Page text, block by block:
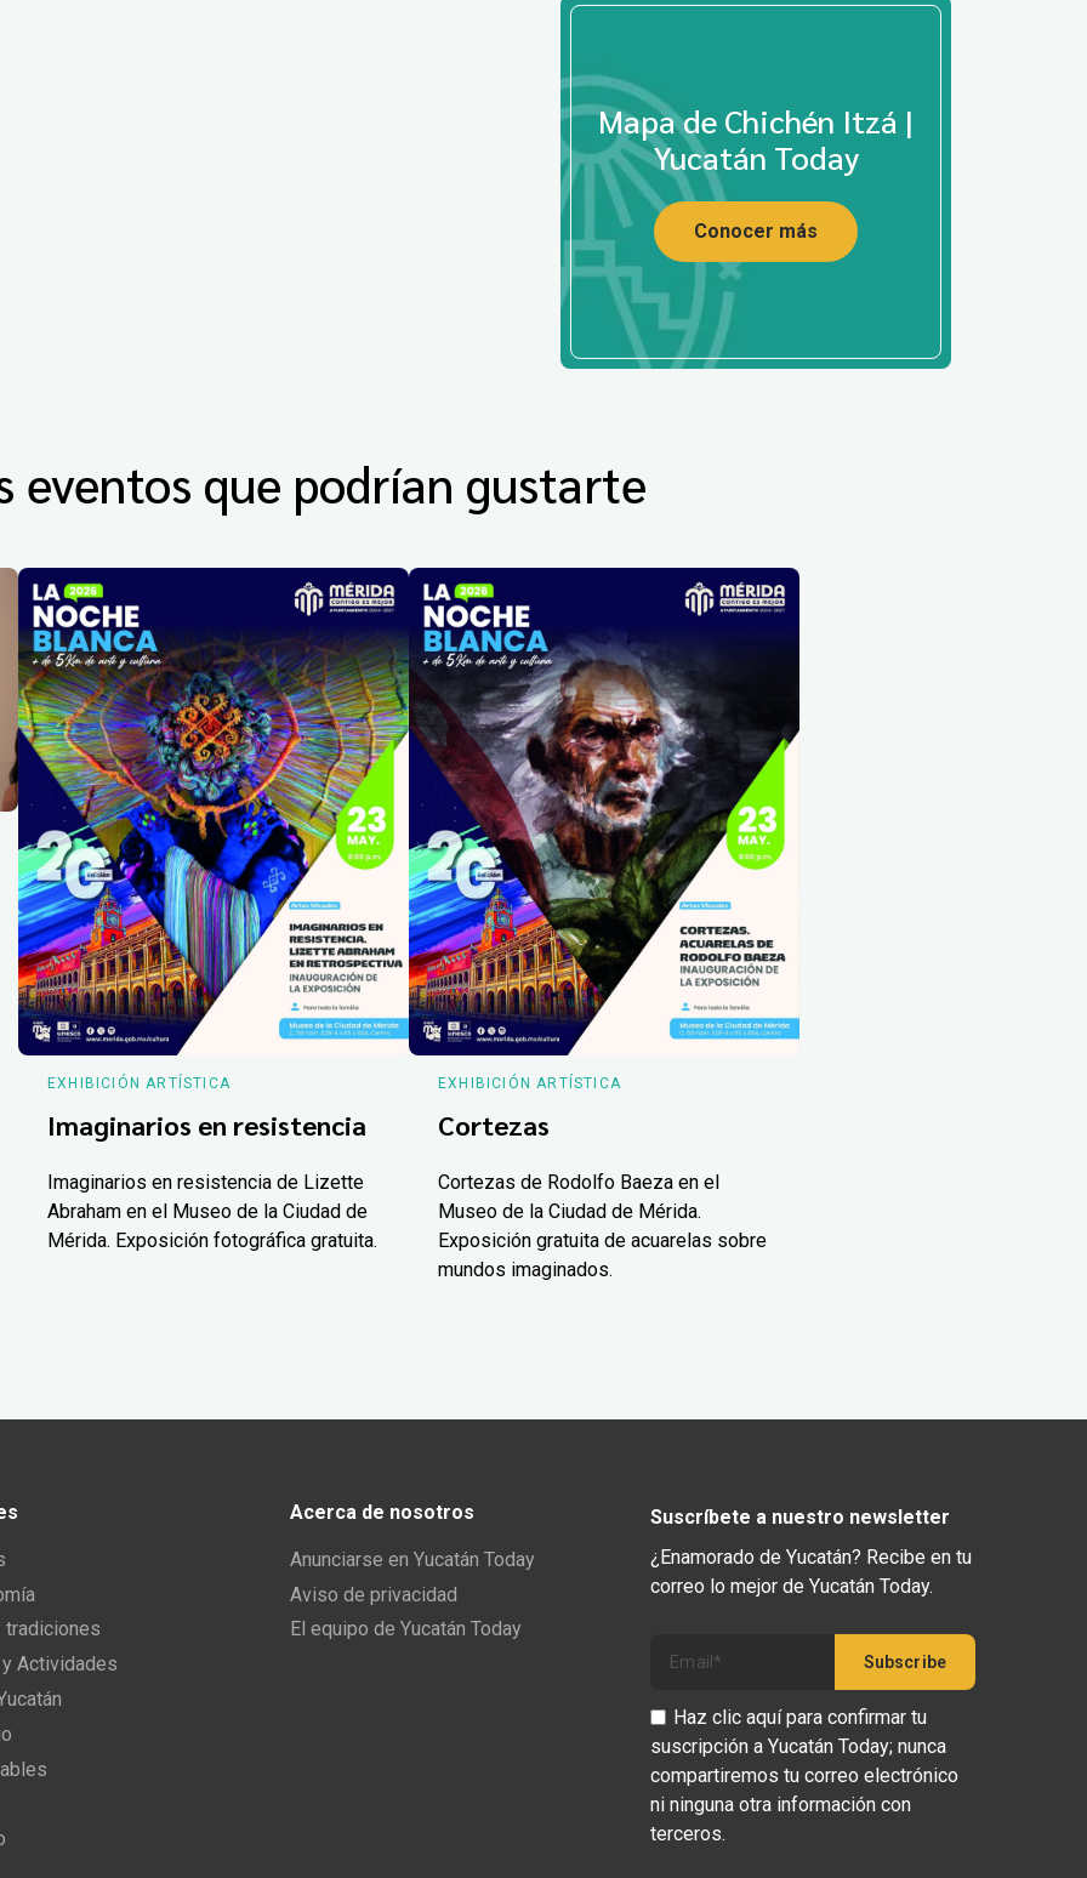
Mapa de Chichén Itzá |
Yucatán Today
Conocer más
eventos que podrían gustarte
EXHIBICIÓN ARTÍSTICA
Imaginarios en resistencia
Imaginarios en resistencia de Lizette
Abraham en el Museo de la Ciudad de
Mérida. Exposición fotográfica gratuita.
EXHIBICIÓN ARTÍSTICA
Cortezas
Cortezas de Rodolfo Baeza en el
Museo de la Ciudad de Mérida.
Exposición gratuita de acuarelas sobre
mundos imaginados.
tradiciones
Actividades
Acerca de nosotros
Anunciarse en Yucatán Today
Aviso de privacidad
El equipo de Yucatán Today
Suscríbete a nuestro newsletter
¿Enamorado de Yucatán? Recibe en tu
correo lo mejor de Yucatán Today.
Haz clic aquí para confirmar tu
suscripción a Yucatán Today; nunca
compartiremos tu correo electrónico
ni ninguna otra información con
terceros.